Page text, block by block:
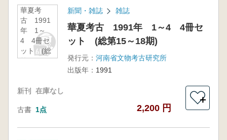
華夏考
古 1991
年 1～
4 4冊セ
ット (総
第15～18
新聞・雑誌 雑誌
華夏考古 1991年 1～4 4冊セ
ット (総第15～18期)
発行元： 河南省文物考古研究所
出版年： 1991
新刊 在庫なし
古書 1点 2,200 円
＋